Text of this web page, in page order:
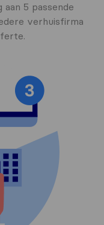
5 passende
verhuisfirma